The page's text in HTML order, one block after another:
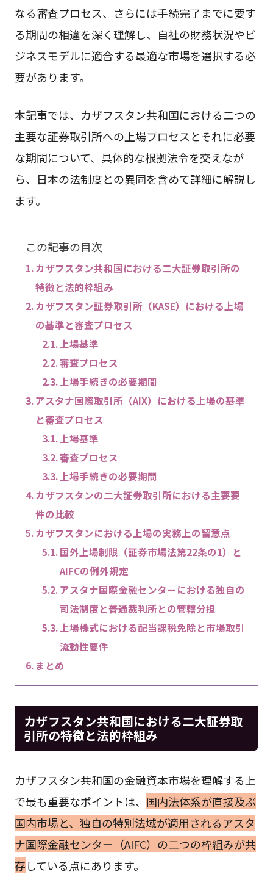
なる審査プロセス、さらには手続完了までに要す
る期間の相違を深く理解し、自社の財務状況やビ
ジネスモデルに適合する最適な市場を選択する必
要があります。
本記事では、カザフスタン共和国における二つの
主要な証券取引所への上場プロセスとそれに必要
な期間について、具体的な根拠法令を交えなが
ら、日本の法制度との異同を含めて詳細に解説し
ます。
この記事の目次
カザフスタン共和国における二大証券取引所の
特徴と法的枠組み
カザフスタン証券取引所（KASE）における上場
の基準と審査プロセス
上場基準
審査プロセス
上場手続きの必要期間
アスタナ国際取引所（AIX）における上場の基準
と審査プロセス
上場基準
審査プロセス
上場手続きの必要期間
カザフスタンの二大証券取引所における主要要
件の比較
カザフスタンにおける上場の実務上の留意点
国外上場制限（証券市場法第22条の1）と
AIFCの例外規定
アスタナ国際金融センターにおける独自の
司法制度と普通裁判所との管轄分担
上場株式における配当課税免除と市場取引
流動性要件
まとめ
カザフスタン共和国における二大証券取
引所の特徴と法的枠組み
カザフスタン共和国の金融資本市場を理解する上
で最も重要なポイントは、 国内法体系が直接及ぶ
国内市場と、独自の特別法域が適用されるアスタ
ナ国際金融センター（AIFC）の二つの枠組みが共
存している点にあります。